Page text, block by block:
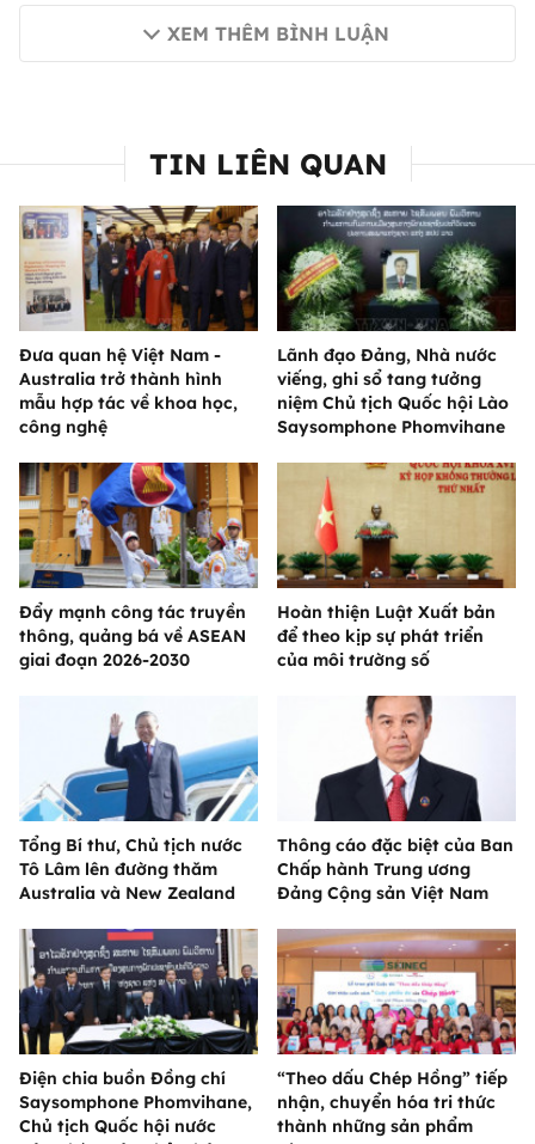
XEM THÊM BÌNH LUẬN
TIN LIÊN QUAN
Đưa quan hệ Việt Nam -
Australia trở thành hình
mẫu hợp tác về khoa học,
công nghệ
Lãnh đạo Đảng, Nhà nước
viếng, ghi sổ tang tưởng
niệm Chủ tịch Quốc hội Lào
Saysomphone Phomvihane
Đẩy mạnh công tác truyền
thông, quảng bá về ASEAN
giai đoạn 2026-2030
Hoàn thiện Luật Xuất bản
để theo kịp sự phát triển
của môi trường số
Tổng Bí thư, Chủ tịch nước
Tô Lâm lên đường thăm
Australia và New Zealand
Thông cáo đặc biệt của Ban
Chấp hành Trung ương
Đảng Cộng sản Việt Nam
Điện chia buồn Đồng chí
Saysomphone Phomvihane,
Chủ tịch Quốc hội nước
“Theo dấu Chép Hồng” tiếp
nhận, chuyển hóa tri thức
thành những sản phẩm